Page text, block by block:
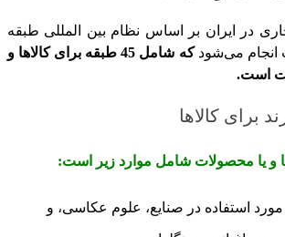
در ایران بر اساس نظام بین ‌المللی طبقه‌
انجام می‌شود
که شامل 45 طبقه برای کالاها و
برای کالاها
و یا محصولات شامل موارد زیر است:
مورد استفاده در صنایع، علوم عکاسی، و